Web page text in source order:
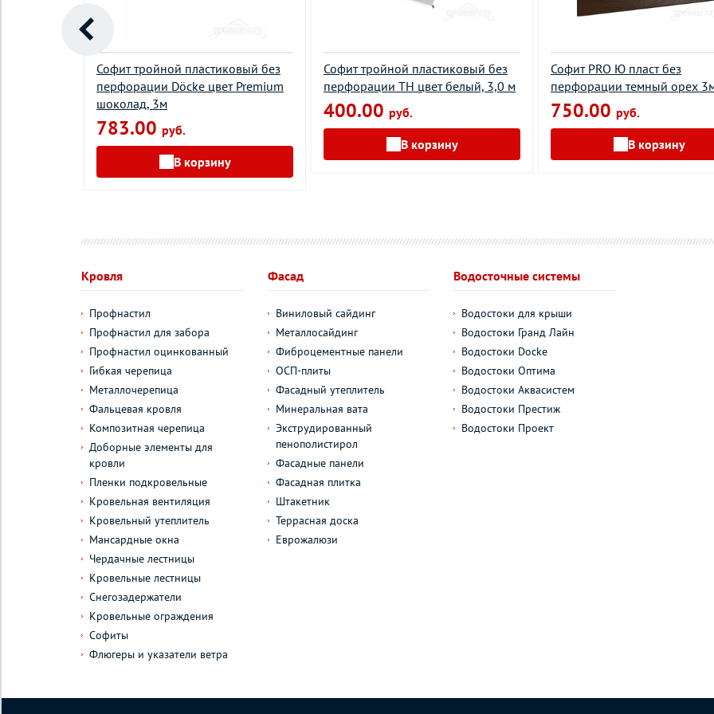
Софит тройной пластиковый без
перфорации Döcke цвет Premium
шоколад, 3м
783.00 руб.
В корзину
Софит тройной пластиковый без
перфорации ТН цвет белый, 3,0 м
400.00 руб.
В корзину
Софит PRO Ю пласт без
перфорации темный орех
750.00 руб.
В корзину
Кровля
Профнастил
Профнастил для забора
Профнастил оцинкованный
Гибкая черепица
Металлочерепица
Фальцевая кровля
Композитная черепица
Доборные элементы для
кровли
Пленки подкровельные
Кровельная вентиляция
Кровельный утеплитель
Мансардные окна
Чердачные лестницы
Кровельные лестницы
Снегозадержатели
Кровельные ограждения
Софиты
Флюгеры и указатели ветра
Фасад
Виниловый сайдинг
Металлосайдинг
Фиброцементные панели
ОСП-плиты
Фасадный утеплитель
Минеральная вата
Экструдированный
пенополистирол
Фасадные панели
Фасадная плитка
Штакетник
Террасная доска
Еврожалюзи
Водосточные системы
Водостоки для крыши
Водостоки Гранд Лайн
Водостоки Docke
Водостоки Оптима
Водостоки Аквасистем
Водостоки Престиж
Водостоки Проект